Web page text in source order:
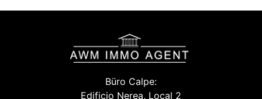
Büro Calpe:
Edificio Nerea, Local 2